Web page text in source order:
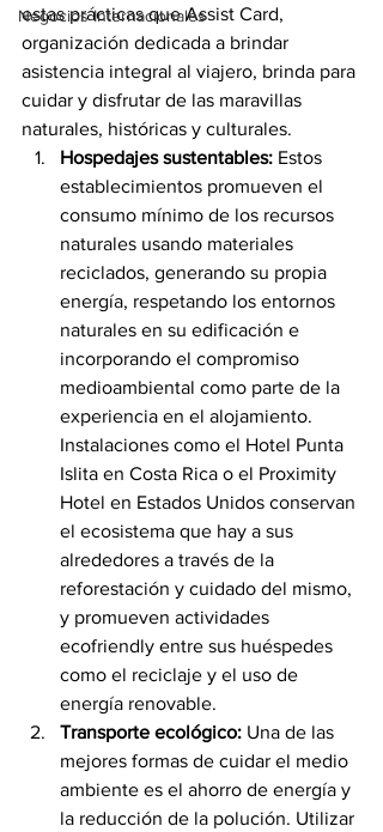
Negocios Internacionales
estas prácticas que Assist Card,
organización dedicada a brindar
asistencia integral al viajero, brinda para
cuidar y disfrutar de las maravillas
naturales, históricas y culturales.
Hospedajes sustentables: Estos
establecimientos promueven el
consumo mínimo de los recursos
naturales usando materiales
reciclados, generando su propia
energía, respetando los entornos
naturales en su edificación e
incorporando el compromiso
medioambiental como parte de la
experiencia en el alojamiento.
Instalaciones como el Hotel Punta
Islita en Costa Rica o el Proximity
Hotel en Estados Unidos conservan
el ecosistema que hay a sus
alrededores a través de la
reforestación y cuidado del mismo,
y promueven actividades
ecofriendly entre sus huéspedes
como el reciclaje y el uso de
energía renovable.
Transporte ecológico: Una de las
mejores formas de cuidar el medio
ambiente es el ahorro de energía y
la reducción de la polución. Utilizar